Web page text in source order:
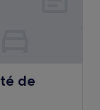
de3 étoiles